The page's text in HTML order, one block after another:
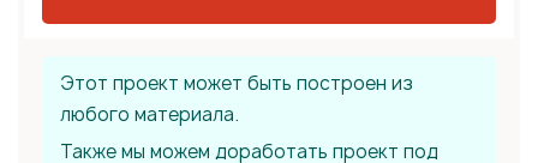
Этот проект может быть построен из
любого материала.
Также мы можем доработать проект под